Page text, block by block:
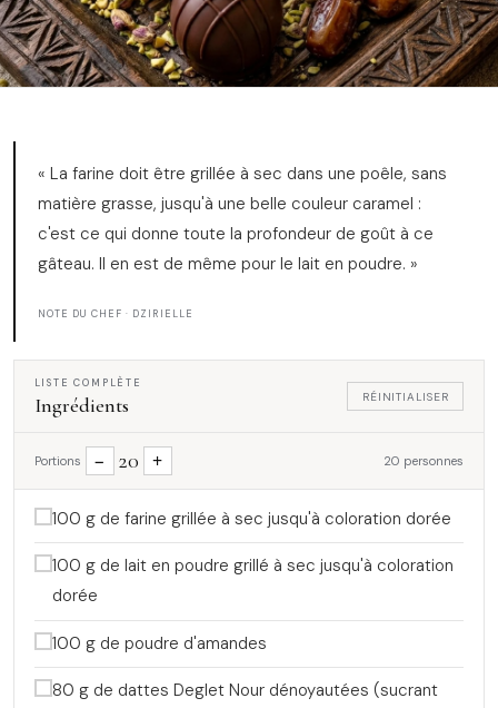
« La farine doit être grillée à sec dans une poêle, sans
matière grasse, jusqu'à une belle couleur caramel :
c'est ce qui donne toute la profondeur de goût à ce
gâteau. Il en est de même pour le lait en poudre. »
NOTE DU CHEF · DZIRIELLE
LISTE COMPLÈTE
Ingrédients RÉINITIALISER
Portions − 20 + 20 personnes
100 g de farine grillée à sec jusqu'à coloration dorée
100 g de lait en poudre grillé à sec jusqu'à coloration
dorée
100 g de poudre d'amandes
80 g de dattes Deglet Nour dénoyautées (sucrant